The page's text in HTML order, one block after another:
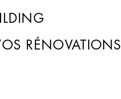
RÉNOVATIONS